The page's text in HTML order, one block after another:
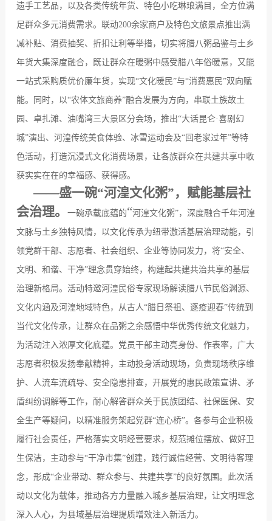
遗手工艺品，以及各类传统年货、特色小吃琳琅满目，全方位满
足群众多元消费需求。联动200余家商户及特色文旅景点推出满
减补贴、消费抽奖、折扣让利等举措，切实将腊八粥品鉴与土乡
年货大集深度融合，既让群众在暖粥中感受腊八年俗暖意，又能
一站式采购质优价廉年货，实现“文化暖民”与“消费惠民”双向赋
能。同时，以“农体文旅商养”融合发展为方向，串联土族故土
园、卓扎滩、油嘴湾三大景区分会场，推出“大话昆仑·喜剧幻
城”演出、河湟传统美食体验、冰雪运动会及“回老家过年”等特
色活动，打造沉浸式文化消费场景，让各族群众在共建共享中收
获实实在在的幸福感、获得感。
——盛一碗“河湟文化粥”，赋能基层社
会治理。 一碗承载底蕴的“河湟文化粥”，深度融合千年河湟
文脉与土乡独特风情，以文化传承为纽带激活基层治理动能，引
领党群干部、志愿者、社会组织、企业等协同发力，将“安全、
文明、和谐、干净”理念贯穿始终，构建起共建共治共享的基层
治理新格局。活动特邀河湟民俗专家现场解读腊八节民俗渊源、
文化内涵及河湟地域特色，从古人“腊日祭祖、逐疫迎春”传统到
当代文化传承，让群众在品粥之余感悟中华优秀传统文化魅力，
为活动注入浓厚文化底蕴。党员干部主动亮身份、作表率，广大
志愿者积极发扬奉献精神，主动投身活动现场，负责现场秩序维
护、人流车流疏导、安全隐患排查，开展党的惠民政策宣讲、矛
盾纠纷调解等工作，耐心解答群众关于民族团结、社保医保、安
全生产等疑问，以精准服务架起党群“连心桥”。各参与企业积极
履行社会责任，严格落实文明经营要求，规范摊位摆放、做好卫
生保洁，主动参与“干净市集”创建，践行诚信经营、文明待客理
念，形成“企业带动、群众参与、共建共享”的良好氛围。此次活
动以文化为载体，推动各方力量融入城乡基层治理，让文明理念
深入人心，为县域基层治理提质增效注入新活力。